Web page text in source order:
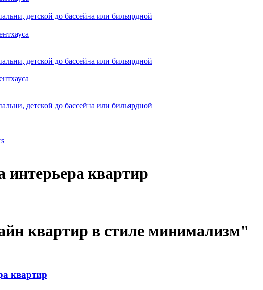
детской до бассейна или бильярдной
детской до бассейна или бильярдной
детской до бассейна или бильярдной
интерьера квартир
квартир в стиле минимализм"
квартир